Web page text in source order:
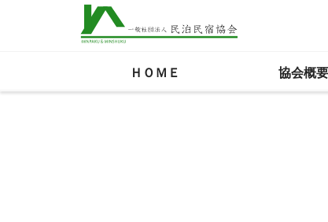
ＨＯＭＥ 協会概要